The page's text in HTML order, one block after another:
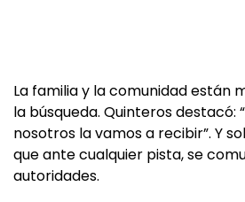
La familia y la comunidad están
la búsqueda. Quinteros destacó:
nosotros la vamos a recibir”. Y
que ante cualquier pista, se
autoridades.